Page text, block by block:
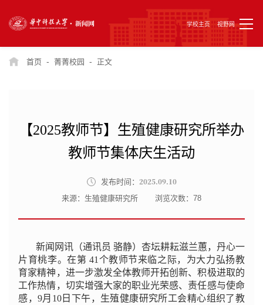
学校主页 视野网
首页 - 菁菁校园 - 正文
【2025教师节】生殖健康研究所举办
教师节集体庆生活动
发布时间： 2025.09.10
来源：生殖健康研究所 浏览次数： 78
新闻网讯（通讯员 骆静）杏坛耕耘滋兰蕙，丹心一
片育桃李。在第 41个教师节来临之际，为大力弘扬教
育家精神，进一步激发全体教师开拓创新、积极进取的
工作热情，切实增强大家的职业光荣感、责任感与使命
感，9月10日下午，生殖健康研究所工会精心组织了教